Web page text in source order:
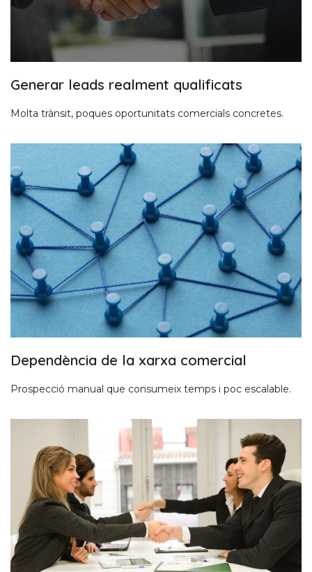
Generar leads realment qualificats
Molta trànsit, poques oportunitats comercials concretes.
Dependència de la xarxa comercial
Prospecció manual que consumeix temps i poc escalable.